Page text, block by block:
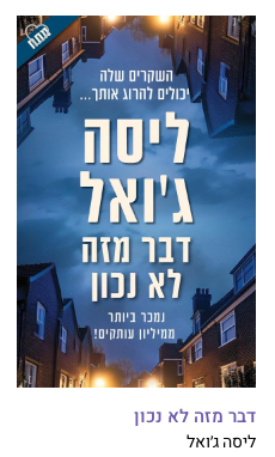
דבר מזה לא נכון
ליסה ג׳ואל